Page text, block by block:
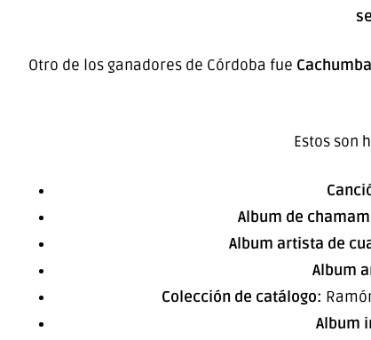
Otro de los ganadores de Córdoba fue Cachumba
Estos son
Album de
Album artista de
Album
Colección de catálogo:
Album